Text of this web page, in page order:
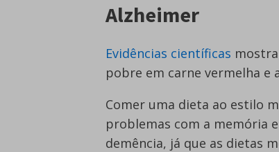
Alzheimer
Evidências científicas
pobre em carne vermelha e
Comer uma dieta ao estilo
problemas com a memória
demência, já que as dietas